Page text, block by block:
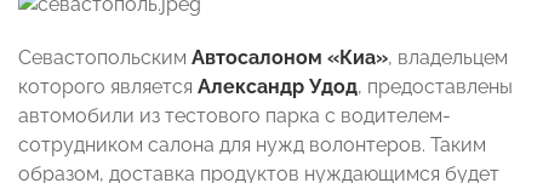
Севастопольским Автосалоном «Киа», владельцем
которого является Александр Удод, предоставлены
автомобили из тестового парка с водителем-
сотрудником салона для нужд волонтеров. Таким
образом, доставка продуктов нуждающимся будет